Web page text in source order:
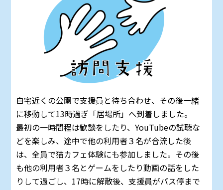
自宅近くの公園で支援員と待ち合わせ、その後一緒
に移動して13時過ぎ「居場所」へ到着しました。
最初の一時間程は歓談をしたり、YouTubeの試聴な
どを楽しみ、途中で他の利用者３名が合流した後
は、全員で猫カフェ体験にも参加しました。その後
も他の利用者３名とゲームをしたり動画の話をした
りして過ごし、17時に解散後、支援員がバス停まで